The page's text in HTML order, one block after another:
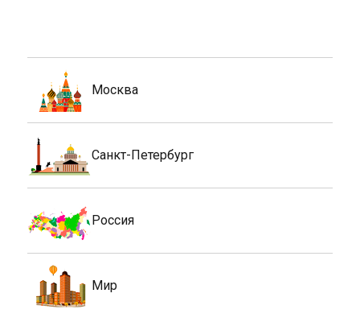
Москва
Санкт-Петербург
Россия
Мир